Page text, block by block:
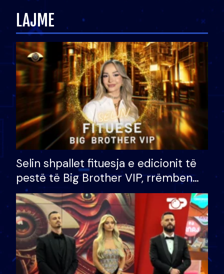
LAJME
Selin shpallet fituesja e edicionit të
pestë të Big Brother VIP, rrëmben
çmimin e madh prej 100 mijë eurosh